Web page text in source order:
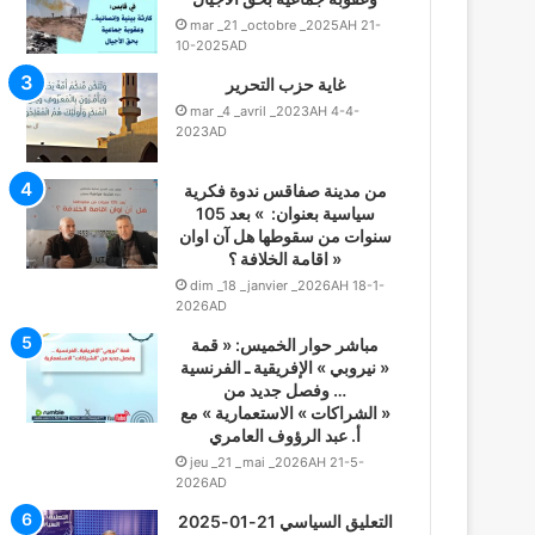
mar _21 _octobre _2025AH 21-
10-2025AD
غاية حزب التحرير
mar _4 _avril _2023AH 4-4-
2023AD
من مدينة صفاقس ندوة فكرية
سياسية بعنوان: » بعد 105
سنوات من سقوطها هل آن اوان
اقامة الخلافة ؟ »
dim _18 _janvier _2026AH 18-1-
2026AD
مباشر حوار الخميس: « قمة
« نيروبي » الإفريقية ـ الفرنسية
… وفصل جديد من
« الشراكات » الاستعمارية » مع
أ. عبد الرؤوف العامري
jeu _21 _mai _2026AH 21-5-
2026AD
التعليق السياسي 21-01-2025